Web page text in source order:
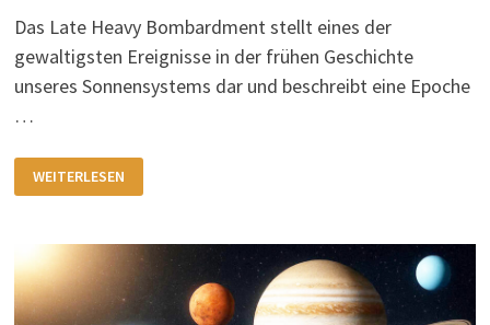
Das Late Heavy Bombardment stellt eines der
gewaltigsten Ereignisse in der frühen Geschichte
unseres Sonnensystems dar und beschreibt eine Epoche
…
HEAVY
BOMBARDMENT
DIE
LEBEN
MÖGLICH
MACHTEN
WEITERLESEN